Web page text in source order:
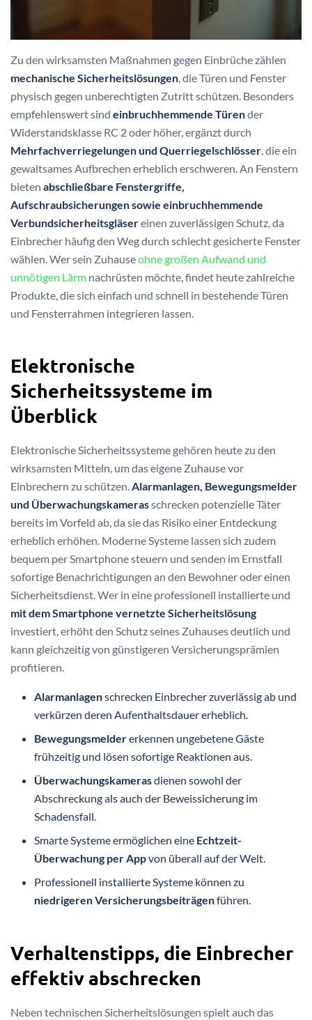
Zu den wirksamsten Maßnahmen gegen Einbrüche zählen
mechanische Sicherheitslösungen , die Türen und Fenster
physisch gegen unberechtigten Zutritt schützen. Besonders
empfehlenswert sind einbruchhemmende Türender
Widerstandsklasse RC 2 oder höher, ergänzt durch
Mehrfachverriegelungen und Querriegelschlösser , die ein
gewaltsames Aufbrechen erheblich erschweren. An Fenstern
bieten abschließbare Fenstergriffe,
Aufschraubsicherungen sowie einbruchhemmende
Verbundsicherheitsgläsereinen zuverlässigen Schutz, da
Einbrecher häufig den Weg durch schlecht gesicherte Fenster
wählen. Wer sein Zuhauseohne großen Aufwand und
unnötigen Lärm nachrüsten möchte, findet heute zahlreiche
Produkte, die sich einfach und schnell in bestehende Türen
und Fensterrahmen integrieren lassen.
Elektronische
Sicherheitssysteme im
Überblick
Elektronische Sicherheitssysteme gehören heute zu den
wirksamsten Mitteln, um das eigene Zuhause vor
Einbrechern zu schützen.Alarmanlagen, Bewegungsmelder
und Überwachungskamerasschrecken potenzielle Täter
bereits im Vorfeld ab, da sie das Risiko einer Entdeckung
erheblich erhöhen. Moderne Systeme lassen sich zudem
bequem per Smartphone steuern und senden im Ernstfall
sofortige Benachrichtigungen an den Bewohner oder einen
Sicherheitsdienst. Wer in eine professionell installierte und
mit dem Smartphone vernetzte Sicherheitslösung
investiert, erhöht den Schutz seines Zuhauses deutlich und
kann gleichzeitig von günstigeren Versicherungsprämien
profitieren.
Alarmanlagenschrecken Einbrecher zuverlässig ab und
verkürzen deren Aufenthaltsdauer erheblich.
Bewegungsmeldererkennen ungebetene Gäste
frühzeitig und lösen sofortige Reaktionen aus.
Überwachungskamerasdienen sowohl der
Abschreckung als auch der Beweissicherung im
Schadensfall.
Smarte Systeme ermöglichen eine Echtzeit-
Überwachung per Appvon überall auf der Welt.
Professionell installierte Systeme können zu
niedrigeren Versicherungsbeiträgenführen.
Verhaltenstipps, die Einbrecher
effektiv abschrecken
Neben technischen Sicherheitslösungen spielt auch das